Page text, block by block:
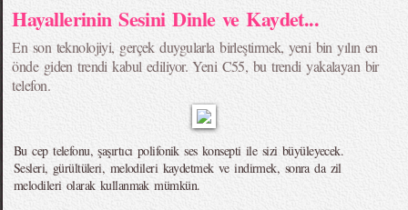
Hayallerinin Sesini Dinle ve Kaydet...
En son teknolojiyi, gerçek duygularla birleştirmek, yeni bin yılın en
önde giden trendi kabul ediliyor. Yeni C55, bu trendi yakalayan bir
telefon.
Bu cep telefonu, şaşırtıcı polifonik ses konsepti ile sizi büyüleyecek.
Sesleri, gürültüleri, melodileri kaydetmek ve indirmek, sonra da zil
melodileri olarak kullanmak mümkün.